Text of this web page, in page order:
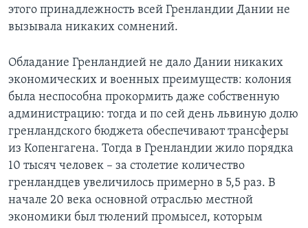
этого принадлежность всей Гренландии Дании не
вызывала никаких сомнений.
Обладание Гренландией не дало Дании никаких
экономических и военных преимуществ: колония
была неспособна прокормить даже собственную
администрацию: тогда и по сей день львиную долю
гренландского бюджета обеспечивают трансферы
из Копенгагена. Тогда в Гренландии жило порядка
10 тысяч человек – за столетие количество
гренландцев увеличилось примерно в 5,5 раз. В
начале 20 века основной отраслью местной
экономики был тюлений промысел, которым